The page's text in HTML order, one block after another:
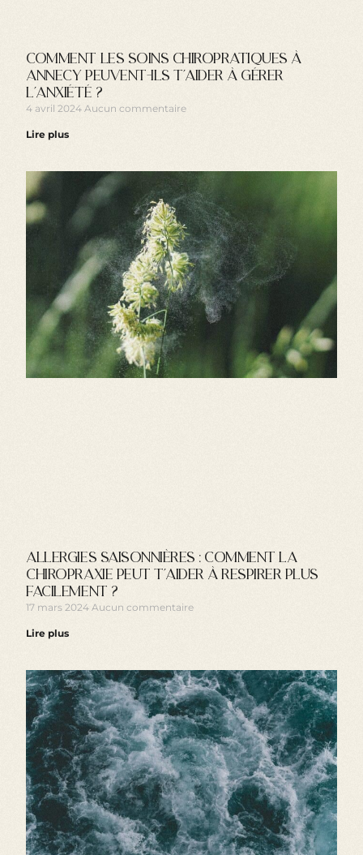
Comment les soins chiropratiques à
Annecy peuvent-ils t’aider à gérer
l’anxiété ?
4 avril 2024Aucun commentaire
Lire plus
Allergies saisonnières : comment la
chiropraxie peut t’aider à respirer plus
facilement ?
17 mars 2024 Aucun commentaire
Lire plus